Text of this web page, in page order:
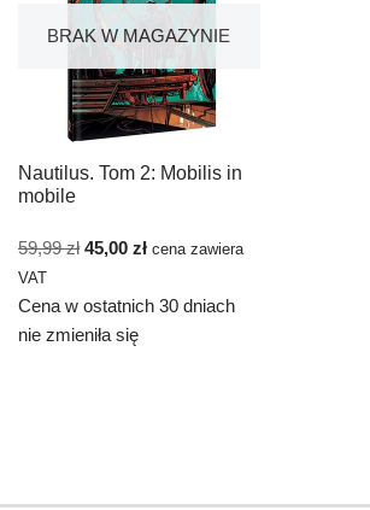
BRAK W MAGAZYNIE
Nautilus. Tom 2: Mobilis in
mobile
59,99zł 45,00 zł cena zawiera
VAT
Cena w ostatnich 30 dniach
nie zmieniła się